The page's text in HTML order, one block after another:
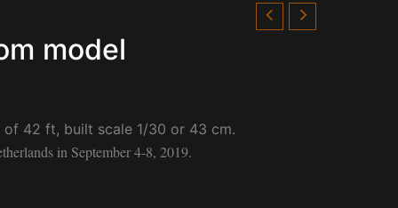
model
of 42 ft, built scale 1/30 or 43 cm.
in September 4-8, 2019.